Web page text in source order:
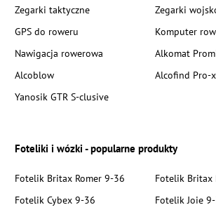
Zegarki taktyczne
Zegarki
GPS do roweru
Komputer
Nawigacja rowerowa
Alkomat
Alcoblow
Alcofind Pro-
Yanosik GTR S-clusive
Foteliki i wózki - popularne produkty
Fotelik Britax Romer 9-36
Fotelik Britax
Fotelik Cybex 9-36
Fotelik Joie